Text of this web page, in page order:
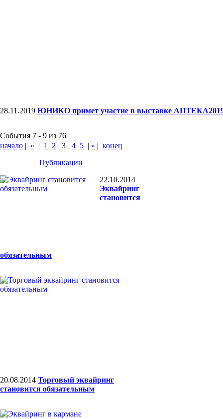
28.11.2019 ЮНИКО примет участие в выставке
События 7 - 9 из 76
начало | « | 1 2 3 4 5 | » | конец
Публикации
22.10.2014
Эквайринг
становится
обязательным
20.08.2014 Торговый эквайринг
становится обязательным